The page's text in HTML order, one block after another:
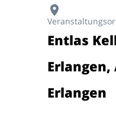
Entlas
Erlangen,
Erlangen